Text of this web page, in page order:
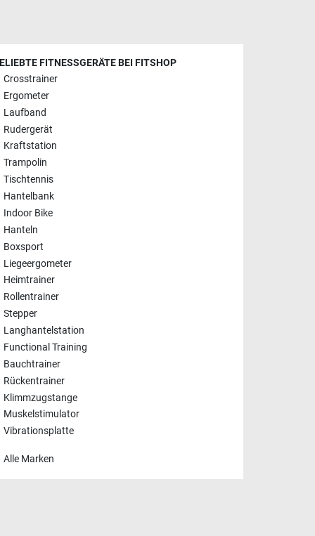
FITNESSGERÄTE BEI FITSHOP
Crosstrainer
Ergometer
Laufband
Rudergerät
Kraftstation
Trampolin
Tischtennis
Hantelbank
Indoor Bike
Hanteln
Boxsport
Liegeergometer
Heimtrainer
Rollentrainer
Stepper
Langhantelstation
Functional Training
Bauchtrainer
Rückentrainer
Klimmzugstange
Muskelstimulator
Vibrationsplatte
Alle Marken